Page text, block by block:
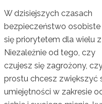
W dzisiejszych czasach
bezpieczeństwo osobiste
się priorytetem dla wielu z
Niezależnie od tego, czy
czujesz się zagrożony,
prostu chcesz zwiększyć
umiejętności w zakresie